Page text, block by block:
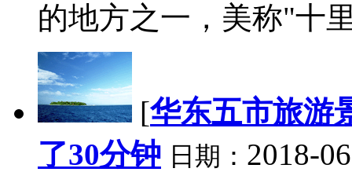
的地方之一，美称"十
[华东五市旅游
了30分钟 日期： 2018-